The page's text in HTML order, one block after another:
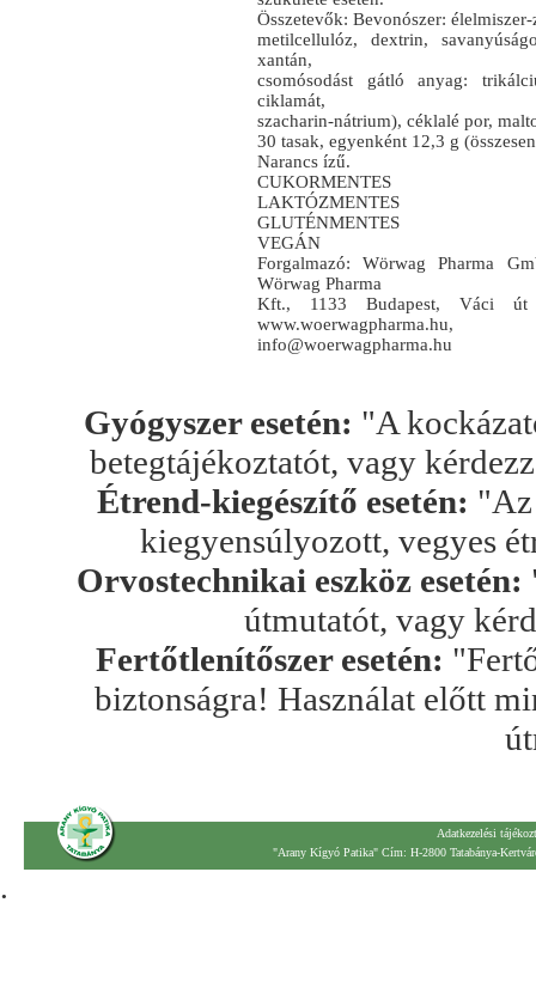
Összetevők: Bevonószer:
metilcellulóz, dextrin,
xantán,
csomósodást gátló anyag:
ciklamát,
szacharin-nátrium), céklalé por,
30 tasak, egyenként 12,3 g
Narancs ízű.
CUKORMENTES
LAKTÓZMENTES
GLUTÉNMENTES
VEGÁN
Forgalmazó: Wörwag Pharma
Wörwag Pharma
Kft., 1133 Budapest, Váci
www.woerwagpharma.hu,
info@woerwagpharma.hu
Gyógyszer esetén: "A
betegtájékoztatót, vagy
Étrend-kiegészítő esetén: "Az
kiegyensúlyozott, vegyes
Orvostechnikai eszköz esetén:
útmutatót, vagy
Fertőtlenítőszer esetén:
biztonságra! Használat előtt
Adatkezelési
"Arany Kígyó Patika" Cím: H-2800 Tatabánya-
.